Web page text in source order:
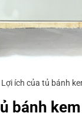
Lợi ích của tủ bánh
bánh